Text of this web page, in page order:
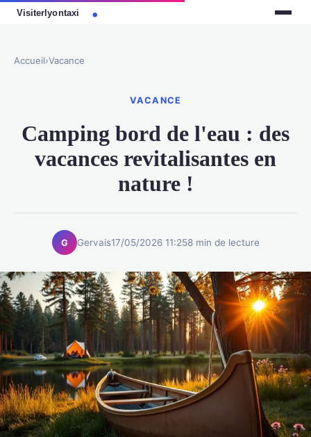
Accueil›Vacance
VACANCE
Camping bord de l'eau : des
vacances revitalisantes en
nature !
G Gervais17/05/2026 11:258 min de lecture